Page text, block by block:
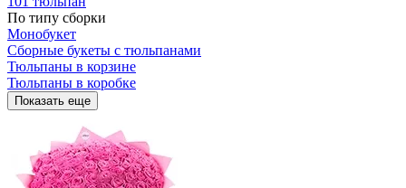
По типу сборки
Монобукет
Сборные букеты с тюльпанами
Тюльпаны в корзине
Тюльпаны в коробке
Показать еще